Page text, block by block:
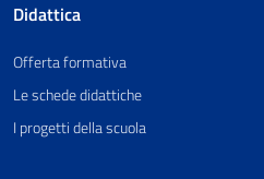
Didattica
Offerta formativa
Le schede didattiche
I progetti della scuola